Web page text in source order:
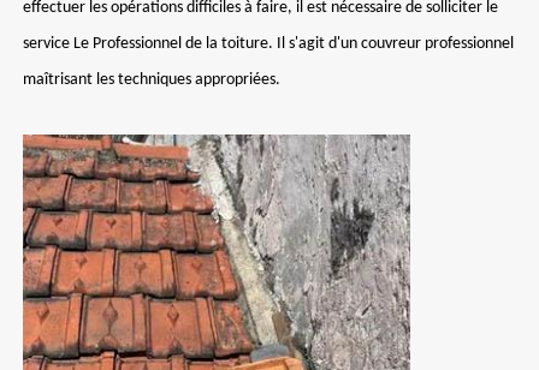
effectuer les opérations difficiles à faire, il est nécessaire de solliciter le
service Le Professionnel de la toiture. Il s'agit d'un couvreur professionnel
maîtrisant les techniques appropriées.